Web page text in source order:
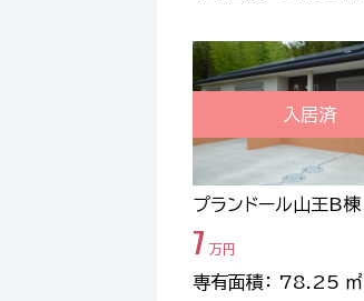
入居済
プランドール山王B棟
7 万円
専有面積： 78.25 ㎡